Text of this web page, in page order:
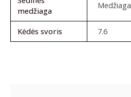
medžiaga
Medžiaga
Kėdės svoris 7.6